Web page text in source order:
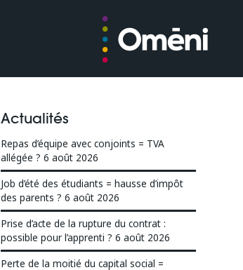
Actualités
Repas d’équipe avec conjoints = TVA
allégée ? 6 août 2026
Job d’été des étudiants = hausse d’impôt
des parents ? 6 août 2026
Prise d’acte de la rupture du contrat :
possible pour l’apprenti ? 6 août 2026
Perte de la moitié du capital social =